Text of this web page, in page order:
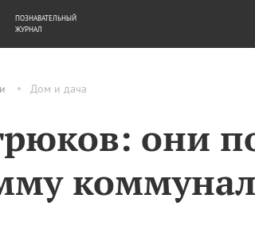
Дом и дача
они
ДЕНЬГИ
ПОЗНАВАТЕЛЬНЫЙ
ЖУРНАЛ